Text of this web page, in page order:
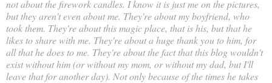
not about the firework candles. I know it is just me on the pictures,
but they aren't even about me. They're about my boyfriend, who
took them. They're about this magic place, that is his, but that he
likes to share with me. They're about a huge thank you to him, for
all that he does to me. They're about the fact that this blog wouldn't
exist without him (or without my mom, or without my dad, but I'll
leave that for another day). Not only because of the times he takes